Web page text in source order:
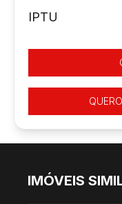
IPTU
IMÓVEIS